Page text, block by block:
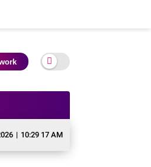
| 10:29 18 AM
Solok, Alokasi Bantuan Irigasi